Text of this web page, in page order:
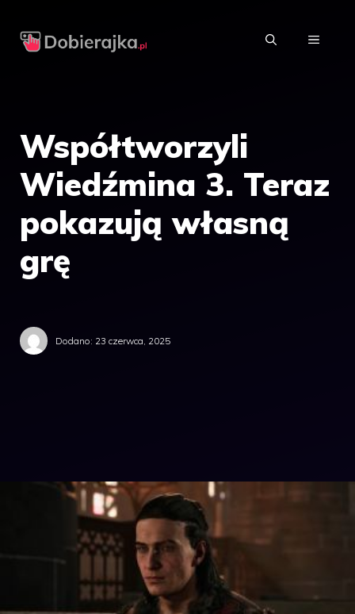
MENU
Współtworzyli
Wiedźmina 3. Teraz
pokazują własną
grę
Dodano: 23 czerwca, 2025